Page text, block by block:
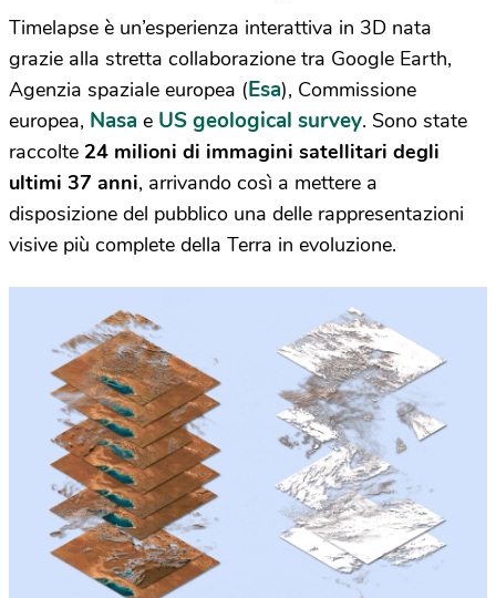
Timelapse è un’esperienza interattiva in 3D nata
grazie alla stretta collaborazione tra Google Earth,
Agenzia spaziale europea (Esa), Commissione
europea, Nasa e US geological survey. Sono state
raccolte 24 milioni di immagini satellitari degli
ultimi 37 anni, arrivando così a mettere a
disposizione del pubblico una delle rappresentazioni
visive più complete della Terra in evoluzione.